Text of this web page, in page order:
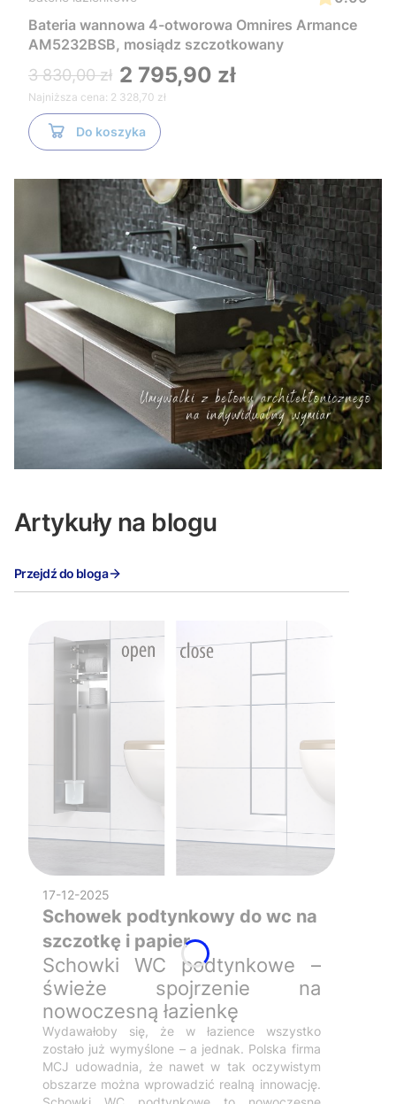
Bateria wannowa 4-otworowa Omnires Armance
AM5232BSB, mosiądz szczotkowany
3 830,00 zł 2 795,90 zł
Najniższa cena: 2 328,70 zł
Do koszyka
Artykuły na blogu
Przejdź do bloga
17-12-2025
Schowek podtynkowy do wc na
szczotkę i papier
Schowki WC podtynkowe –
świeże spojrzenie na
nowoczesną łazienkę
Wydawałoby się, że w łazience wszystko
zostało już wymyślone – a jednak. Polska firma
MCJ udowadnia, że nawet w tak oczywistym
obszarze można wprowadzić realną innowację.